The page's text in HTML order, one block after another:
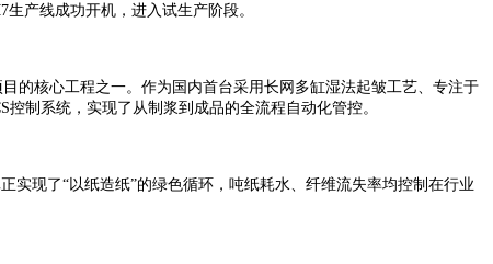
产线成功开机，进入试生产阶段。
的核心工程之一。作为国内首台采用长网多缸湿法起皱工艺、专注于
制系统，实现了从制浆到成品的全流程自动化管控。
实现了“以纸造纸”的绿色循环，吨纸耗水、纤维流失率均控制在行业